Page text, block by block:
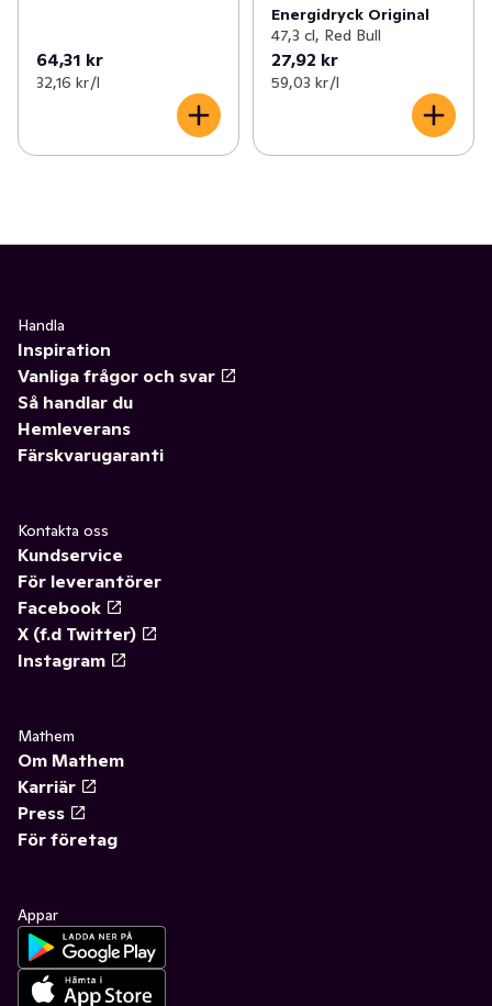
64,31 kr
32,16 kr /l
Energidryck Original
47,3 cl, Red Bull
27,92 kr
59,03 kr /l
Handla
Inspiration
Vanliga frågor och svar
Så handlar du
Hemleverans
Färskvarugaranti
Kontakta oss
Kundservice
För leverantörer
Facebook
X (f.d Twitter)
Instagram
Mathem
Om Mathem
Karriär
Press
För företag
Appar